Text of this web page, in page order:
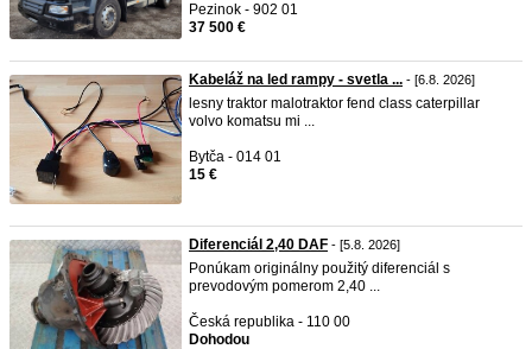
Pezinok - 902 01
37 500 €
Kabeláž na led rampy - svetla ... - [6.8. 2026]
lesny traktor malotraktor fend class caterpillar
volvo komatsu mi ...
Bytča - 014 01
15 €
Diferenciál 2,40 DAF - [5.8. 2026]
Ponúkam originálny použitý diferenciál s
prevodovým pomerom 2,40 ...
Česká republika - 110 00
Dohodou